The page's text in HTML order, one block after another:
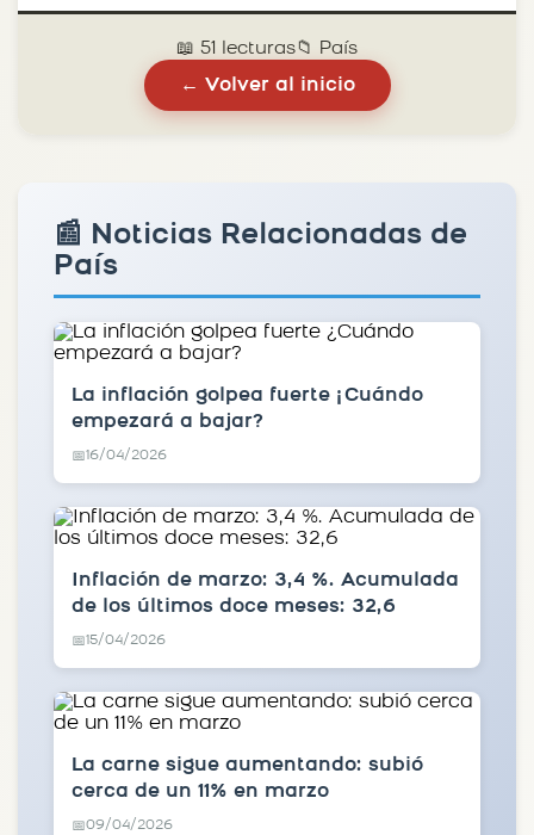
📖 51 lecturas📁 País
← Volver al inicio
📰 Noticias Relacionadas de
País
La inflación golpea fuerte ¿Cuándo
empezará a bajar?
📅16/04/2026
Inflación de marzo: 3,4 %. Acumulada
de los últimos doce meses: 32,6
📅15/04/2026
La carne sigue aumentando: subió
cerca de un 11% en marzo
📅09/04/2026